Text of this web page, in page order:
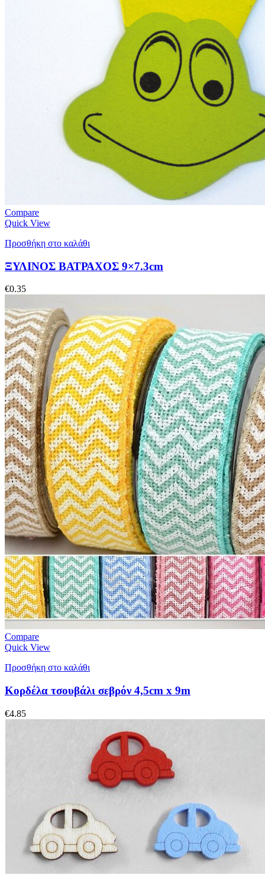
Compare
Quick View
Προσθήκη στο καλάθι
ΞΥΛΙΝΟΣ ΒΑΤΡΑΧΟΣ 9×7.3cm
€0.35
Compare
Quick View
Προσθήκη στο καλάθι
Κορδέλα τσουβάλι σεβρόν 4,5cm x 9m
€4.85